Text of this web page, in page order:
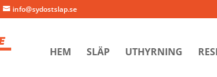
info@sydostslap.se
HEM SLÄP UTHYRNING